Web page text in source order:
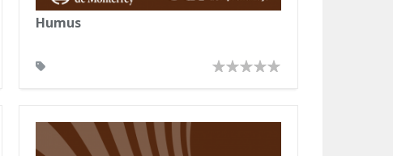
Humus